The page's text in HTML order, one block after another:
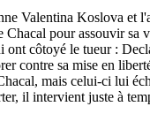
Valentina Koslova et
pour assouvir
ont côtoyé le tueur :
contre sa mise en
mais celui-ci lui
il intervient juste à